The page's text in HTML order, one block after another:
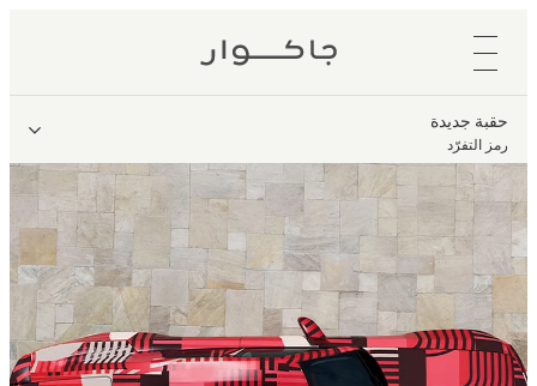
حقبة جديدة
رمز التفرّد